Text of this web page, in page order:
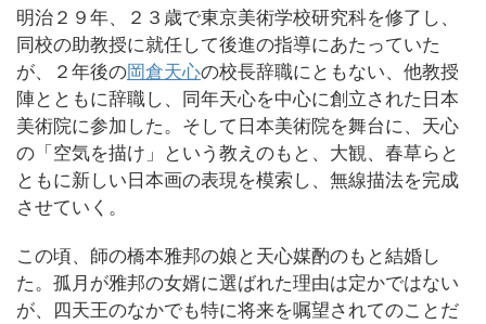
明治２９年、２３歳で東京美術学校研究科を修了し、
同校の助教授に就任して後進の指導にあたっていた
が、２年後の岡倉天心の校長辞職にともない、他教授
陣とともに辞職し、同年天心を中心に創立された日本
美術院に参加した。そして日本美術院を舞台に、天心
の「空気を描け」という教えのもと、大観、春草らと
ともに新しい日本画の表現を模索し、無線描法を完成
させていく。
この頃、師の橋本雅邦の娘と天心媒酌のもと結婚し
た。孤月が雅邦の女婿に選ばれた理由は定かではない
が、四天王のなかでも特に将来を嘱望されてのことだ